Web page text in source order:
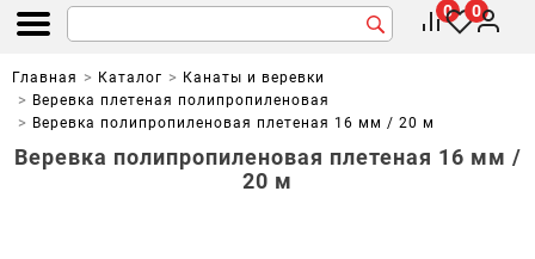
Открыть меню
0 0
Главная Каталог
Канаты и веревки
Веревка плетеная полипропиленовая
Веревка полипропиленовая плетеная 16 мм / 20 м
Веревка полипропиленовая плетеная 16 мм /
20 м